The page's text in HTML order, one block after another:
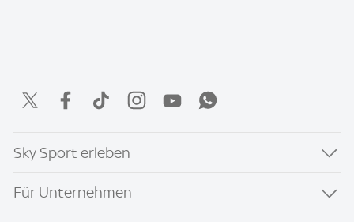
Sky Sport erleben
Für Unternehmen